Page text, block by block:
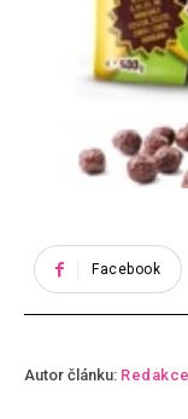
Facebook
Autor článku: